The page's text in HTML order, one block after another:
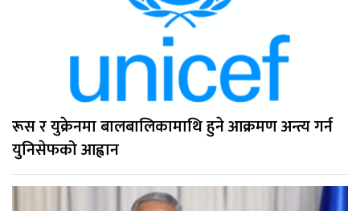
रूस र युक्रेनमा बालबालिकामाथि हुने आक्रमण अन्त्य गर्न
युनिसेफको आह्वान